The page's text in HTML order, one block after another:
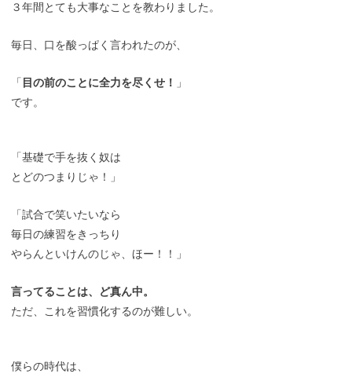
３年間とても大事なことを教わりました。
毎日、口を酸っぱく言われたのが、
「 目の前のことに全力を尽くせ！
」
です。
「基礎で手を抜く奴は
とどのつまりじゃ！」
「試合で笑いたいなら
毎日の練習をきっちり
やらんといけんのじゃ、ほー！！」
言ってることは、ど真ん中。
ただ、これを習慣化するのが難しい。
僕らの時代は、